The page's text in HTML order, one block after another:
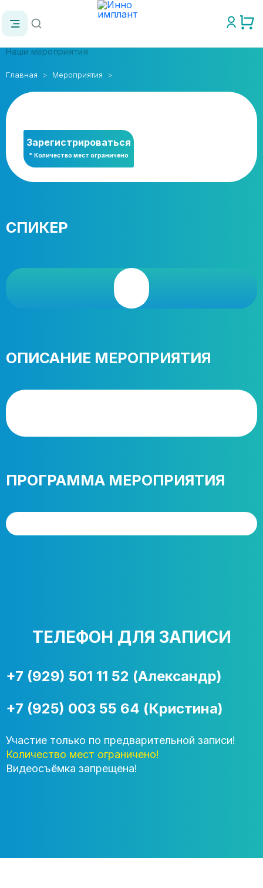
Наши мероприятия
Главная Мероприятия
Зарегистрироваться
* Количество мест ограничено
СПИКЕР
ОПИСАНИЕ МЕРОПРИЯТИЯ
ПРОГРАММА МЕРОПРИЯТИЯ
ТЕЛЕФОН ДЛЯ ЗАПИСИ
+7 (929) 501 11 52 (Александр)
+7 (925) 003 55 64 (Кристина)
Участие только по предварительной записи!
Количество мест ограничено!
Видеосъёмка запрещена!